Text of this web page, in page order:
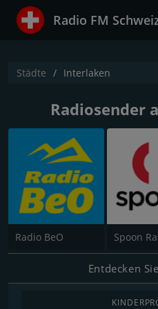
Radio FM
Städte Interlaken
Radiosender
Radio BeO Spoon
Entdecken